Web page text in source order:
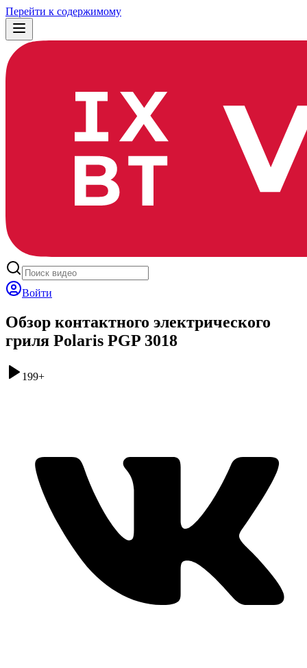
Перейти к содержимому
Войти
Обзор контактного электрического
гриля Polaris PGP 3018
199+